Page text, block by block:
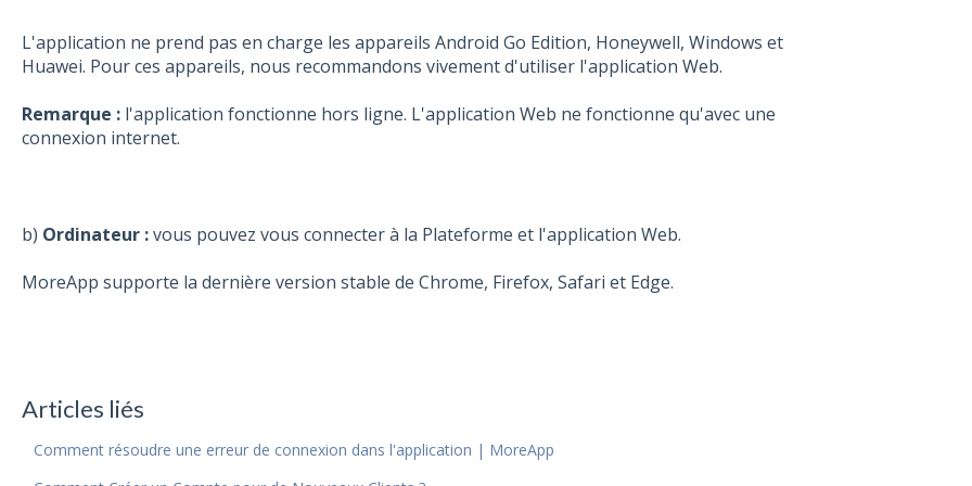
L'application ne prend pas en charge les appareils Android Go Edition, Honeywell, Windows et
Huawei. Pour ces appareils, nous recommandons vivement d'utiliser l'application Web.
Remarque :l'application fonctionne hors ligne. L'application Web ne fonctionne qu'avec une
connexion internet.
b) Ordinateur :vous pouvez vous connecter à la Plateforme et l'application Web.
MoreApp supporte la dernière version stable de Chrome, Firefox, Safari et Edge.
Articles liés
Comment résoudre une erreur de connexion dans l'application | MoreApp